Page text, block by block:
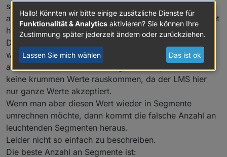
so ich kam dem problem etwas näher. mir ist es nicht
aufgefallen, da ich nicht mit krummen werten gearbeitet
habe.
Das Problem liegt an der Einstellung der Segmente.
wenn mann von den eingestellten Segmenten eines
abzieht und 100 durch das Ergebnis teilt, dann dürfen
keine krummen Werte rauskommen, da der LMS hier
nur ganze Werte akzeptiert.
Wenn man aber diesen Wert wieder in Segmente
umrechnen möchte, dann kommt die falsche Anzahl an
leuchtenden Segmenten heraus.
Leider nicht so einfach zu beschreiben.
Die beste Anzahl an Segmente ist:
Hallo! Könnten wir bitte einige zusätzliche Dienste für
Funktionalität & Analytics aktivieren? Sie können Ihre
Zustimmung später jederzeit ändern oder zurückziehen.
Lassen Sie mich wählen Das ist ok